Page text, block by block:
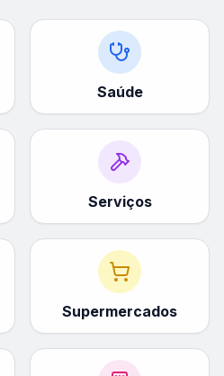
Saúde
Serviços
Supermercados